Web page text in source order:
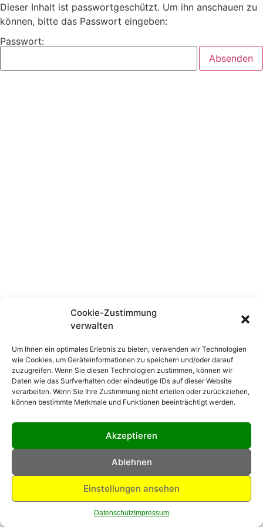
Cookie-Zustimmung
verwalten
Um Ihnen ein optimales Erlebnis zu bieten, verwenden wir Technologien
wie Cookies, um Geräteinformationen zu speichern und/oder darauf
zuzugreifen. Wenn Sie diesen Technologien zustimmen, können wir
Daten wie das Surfverhalten oder eindeutige IDs auf dieser Website
verarbeiten. Wenn Sie Ihre Zustimmung nicht erteilen oder zurückziehen,
können bestimmte Merkmale und Funktionen beeinträchtigt werden.
Akzeptieren
Ablehnen
Einstellungen ansehen
Datenschutz Impressum
Dieser Inhalt ist passwortgeschützt. Um ihn anschauen zu
können, bitte das Passwort eingeben:
Passwort: